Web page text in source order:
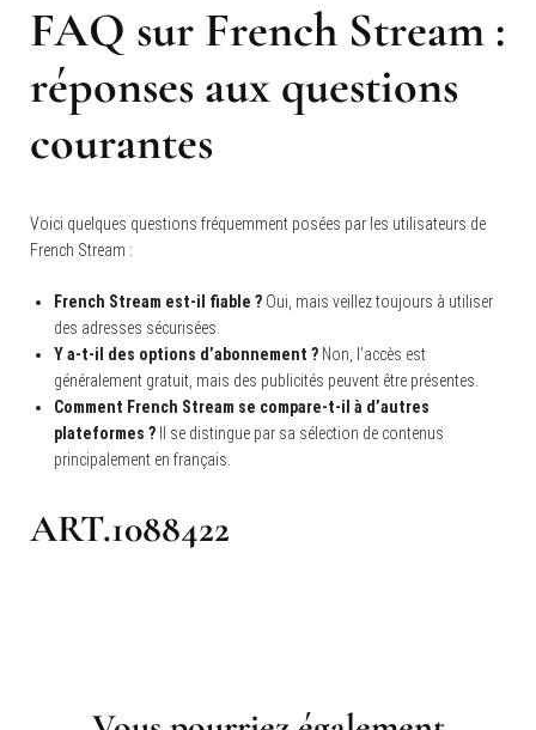
FAQ sur French Stream :
réponses aux questions
courantes
Voici quelques questions fréquemment posées par les utilisateurs de
French Stream :
French Stream est-il fiable ? Oui, mais veillez toujours à utiliser
des adresses sécurisées.
Y a-t-il des options d’abonnement ? Non, l’accès est
généralement gratuit, mais des publicités peuvent être présentes.
Comment French Stream se compare-t-il à d’autres
plateformes ? Il se distingue par sa sélection de contenus
principalement en français.
ART.1088422